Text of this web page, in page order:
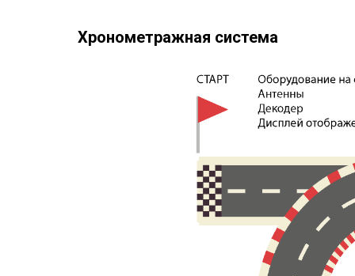
Хронометражная система